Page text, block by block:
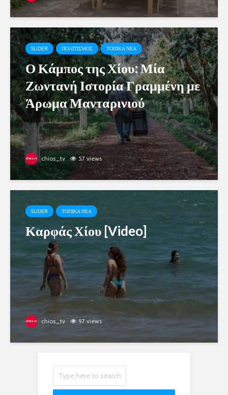
SLIDER ΠΟΛΙΤΙΣΜΟΣ ΤΟΠΙΚΑ ΝΕΑ
Ο Κάμπος της Χίου: Μία
Ζωντανή Ιστορία Γραμμένη με
Άρωμα Μανταρινιού
chios_tv 57 views
SLIDER ΤΟΠΙΚΑ ΝΕΑ
Καρφάς Χίου [Video]
chios_tv 97 views